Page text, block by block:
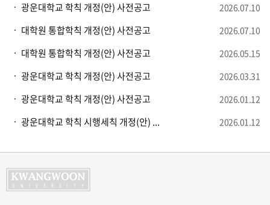
광운대학교 학칙 개정(안) 사전공고 2026.07.10
대학원 통합학칙 개정(안) 사전공고 2026.07.10
대학원 통합학칙 개정(안) 사전공고 2026.05.15
광운대학교 학칙 개정(안) 사전공고 2026.03.31
광운대학교 학칙 개정(안) 사전공고 2026.01.12
광운대학교 학칙 시행세칙 개정(안) ... 2026.01.12